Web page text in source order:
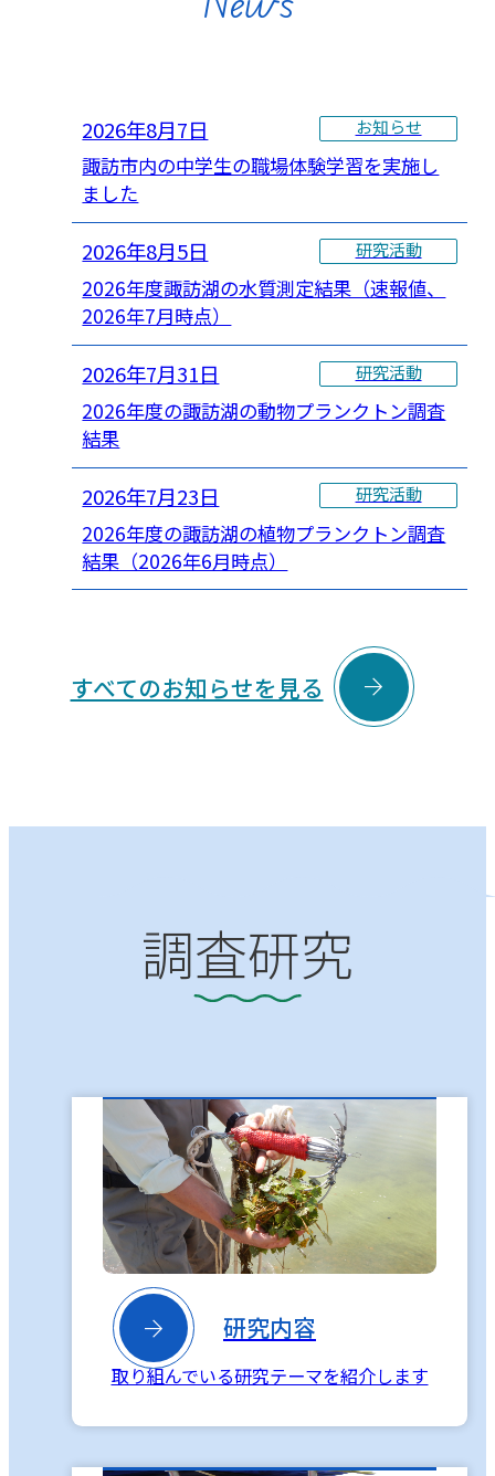
2026年8月7日 お知らせ
諏訪市内の中学生の職場体験学習を実施し
ました
2026年8月5日 研究活動
2026年度諏訪湖の水質測定結果（速報値、
2026年7月時点）
2026年7月31日 研究活動
2026年度の諏訪湖の動物プランクトン調査
結果
2026年7月23日 研究活動
2026年度の諏訪湖の植物プランクトン調査
結果（2026年6月時点）
すべてのお知らせを見る 
調査研究
 研究内容
取り組んでいる研究テーマを紹介します